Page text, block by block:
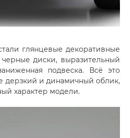
глянцевые декоративные
диски, выразительный
подвеска. Всё это
дерзкий и динамичный облик,
характер модели.